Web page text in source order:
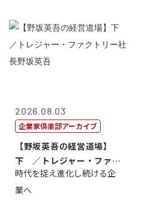
2026.08.03
企業家倶楽部アーカイブ
【野坂英吾の経営道場】
下 ／トレジャー・ファク
トリー社長野坂...
時代を捉え進化し続ける企
業へ